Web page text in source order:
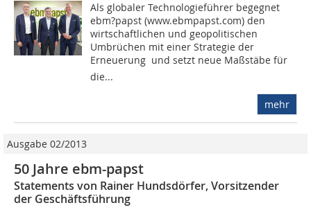
Als globaler Technologieführer begegnet
ebm?papst (www.ebmpapst.com) den
wirtschaftlichen und geopolitischen
Umbrüchen mit einer Strategie der
Erneuerung  und setzt neue Maßstäbe für
die...
mehr
Ausgabe 02/2013
50 Jahre ebm-papst
Statements von Rainer Hundsdörfer, Vorsitzender
der Geschäftsführung